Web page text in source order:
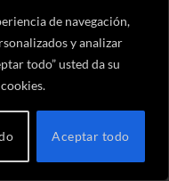
de navegación,
y analizar
todo” usted da su
Aceptar todo